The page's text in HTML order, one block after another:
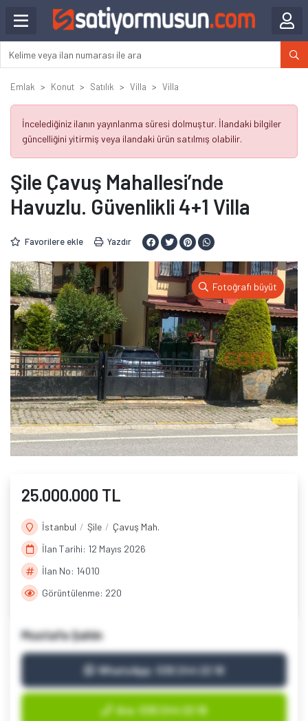
Emlak Konut Satılık Villa Villa
İncelediğiniz ilanın yayınlanma süresi dolmuştur. İlandaki bilgiler
güncelliğini yitirmiş veya ilandaki ürün satılmış olabilir.
Şile Çavuş Mahallesi’nde
Havuzlu. Güvenlikli 4+1 Villa
Favorilere ekle Yazdır
Fotoğrafı büyüt
25.000.000 TL
İstanbul Şile
Çavuş Mah.
İlan Tarihi: 12 Mayıs 2026
İlan No: 14010
Görüntülenme: 220
Mustafa Şahin
WhatsApp: 530 244 22 18
Ara: 530 244 22 18